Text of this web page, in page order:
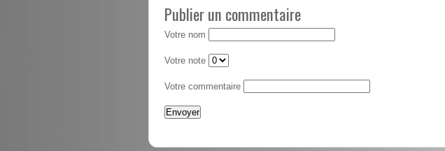
Publier un commentaire
Votre nom
Votre note
Votre commentaire